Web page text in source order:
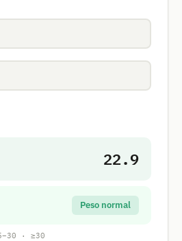
22.9
Peso normal
· ≥30